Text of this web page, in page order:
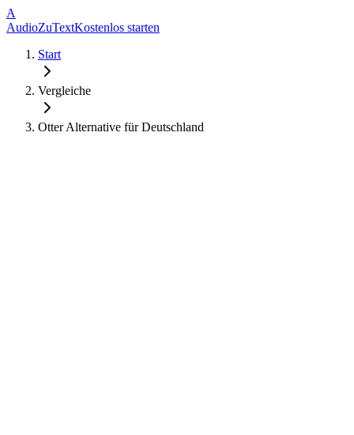
A
AudioZuTextKostenlos starten
Start
Vergleiche
Otter Alternative für Deutschland